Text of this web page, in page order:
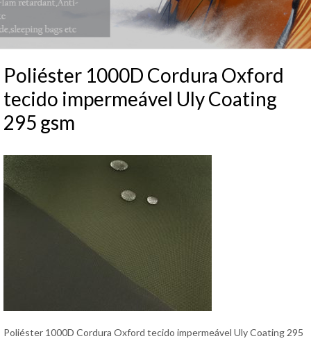
Poliéster 1000D Cordura Oxford
tecido impermeável Uly Coating
295 gsm
Poliéster 1000D Cordura Oxford tecido impermeável Uly Coating 295